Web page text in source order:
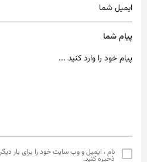
پیام شما
نام ، ایمیل و وب سایت خود را برای بار
ذخیره کنید.